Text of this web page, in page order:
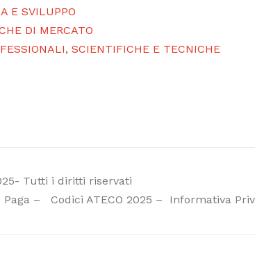
E SVILUPPO
DI MERCATO
SCIENTIFICHE E TECNICHE
Tutti i diritti riservati
– Codici ATECO 2025 – Informativa